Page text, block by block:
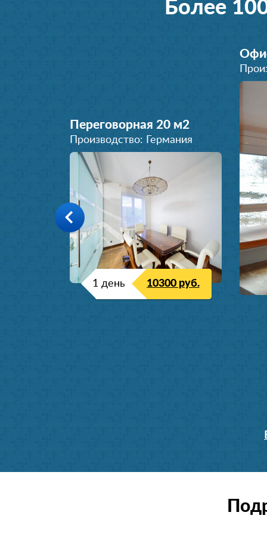
Более
Переговорная 20 м2
Производство: Германия
1 день 10300 руб.